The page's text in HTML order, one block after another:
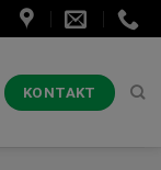
KONTAKT